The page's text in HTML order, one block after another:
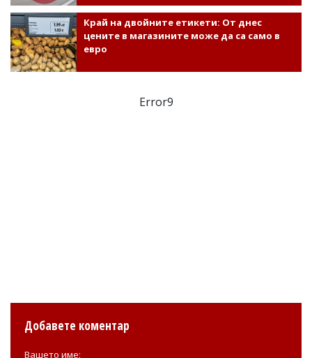
Край на двойните етикети: От днес
цените в магазините може да са само в
евро
Error9
Добавете коментар
Вашето име: